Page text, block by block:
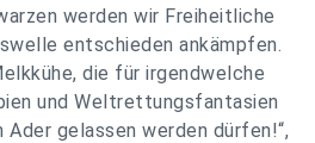
werden wir Freiheitliche
entschieden ankämpfen.
die für irgendwelche
und Weltrettungsfantasien
gelassen werden dürfen!“,